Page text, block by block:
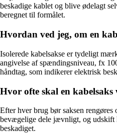
beskadige kablet og blive ødelagt
beregnet til formålet.
Hvordan ved jeg, om en
Isolerede kabelsakse er tydeligt
angivelse af spændingsniveau, fx
håndtag, som indikerer elektrisk
Hvor ofte skal en kabelsaks
Efter hver brug bør saksen
bevægelige dele jævnligt, og udskift
beskadiget.